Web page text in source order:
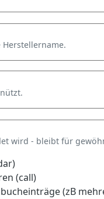
wird - bleibt für
(call)
(zB